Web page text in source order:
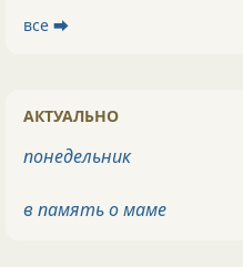
все ⮕
АКТУАЛЬНО
понедельник
в память о маме